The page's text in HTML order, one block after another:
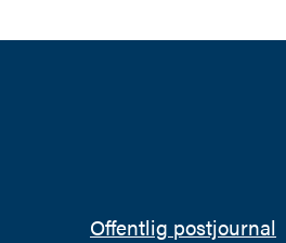
Offentlig postjournal